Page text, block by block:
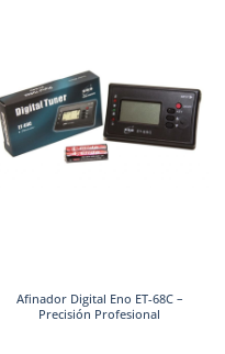
Afinador Digital Eno ET-68C –
Precisión Profesional